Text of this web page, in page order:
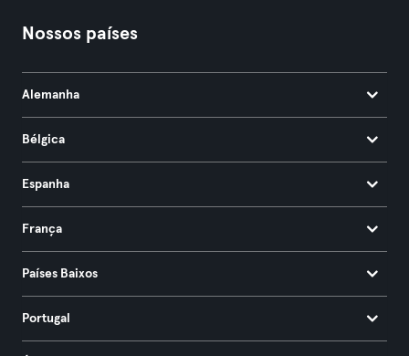
Nossos países
Alemanha
Bélgica
Espanha
França
Países Baixos
Portugal